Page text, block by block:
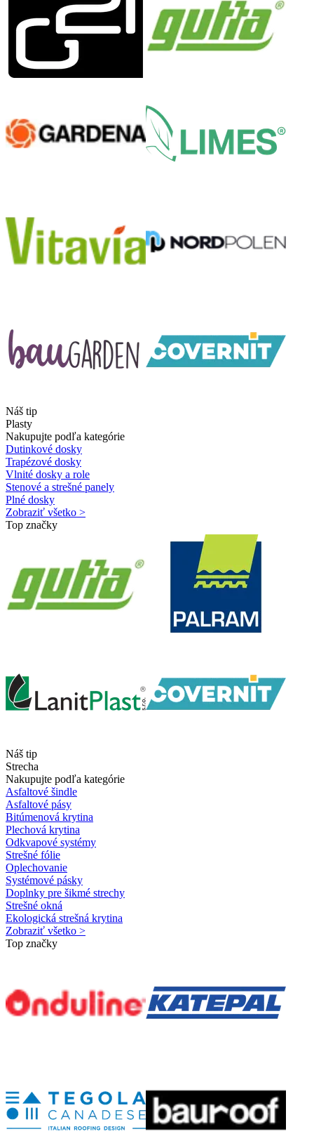
Náš tip
Plasty
Nakupujte podľa kategórie
Dutinkové dosky
Trapézové dosky
Vlnité dosky a role
Stenové a strešné panely
Plné dosky
Zobraziť všetko >
Top značky
Náš tip
Strecha
Nakupujte podľa kategórie
Asfaltové šindle
Asfaltové pásy
Bitúmenová krytina
Plechová krytina
Odkvapové systémy
Strešné fólie
Oplechovanie
Systémové pásky
Doplnky pre šikmé strechy
Strešné okná
Ekologická strešná krytina
Zobraziť všetko >
Top značky